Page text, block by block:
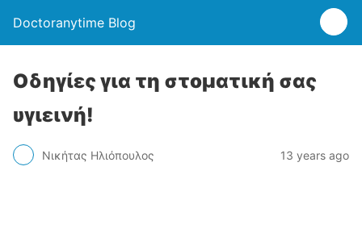
Doctoranytime Blog
Οδηγίες για τη στοματική σας
υγιεινή!
Νικήτας Ηλιόπουλος 13 years ago